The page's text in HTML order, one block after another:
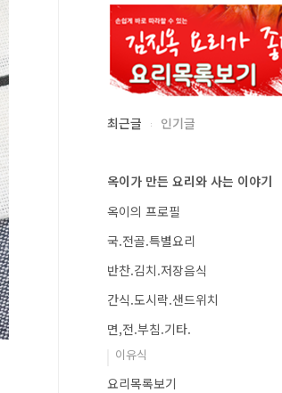
최근글 인기글
옥이가 만든 요리와 사는 이야기
옥이의 프로필
국.전골.특별요리
반찬.김치.저장음식
간식.도시락.샌드위치
면,전.부침.기타.
이유식
요리목록보기